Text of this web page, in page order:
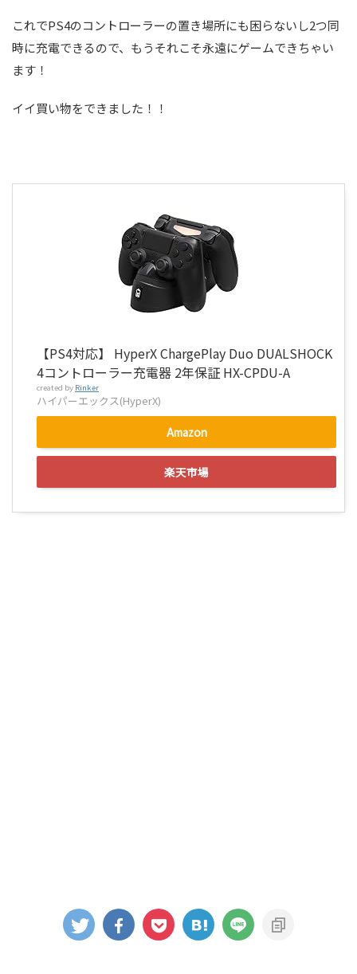
これでPS4のコントローラーの置き場所にも困らないし2つ同
時に充電できるので、もうそれこそ永遠にゲームできちゃい
ます！
イイ買い物をできました！！
【PS4対応】 HyperX ChargePlay Duo DUALSHOCK
4コントローラー充電器 2年保証 HX-CPDU-A
created by Rinker
ハイパーエックス(HyperX)
Amazon
楽天市場